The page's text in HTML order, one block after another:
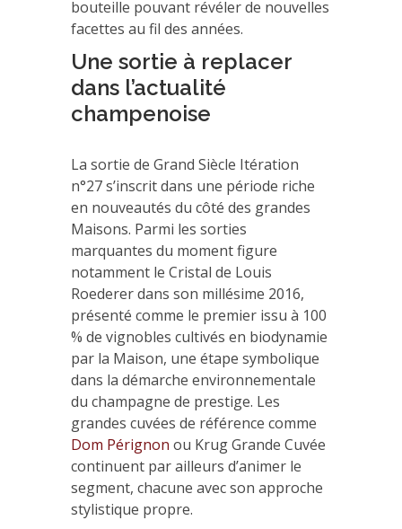
bouteille pouvant révéler de nouvelles
facettes au fil des années.
Une sortie à replacer
dans l’actualité
champenoise
La sortie de Grand Siècle Itération
n°27 s’inscrit dans une période riche
en nouveautés du côté des grandes
Maisons. Parmi les sorties
marquantes du moment figure
notamment le Cristal de Louis
Roederer dans son millésime 2016,
présenté comme le premier issu à 100
% de vignobles cultivés en biodynamie
par la Maison, une étape symbolique
dans la démarche environnementale
du champagne de prestige. Les
grandes cuvées de référence comme
Dom Pérignon ou Krug Grande Cuvée
continuent par ailleurs d’animer le
segment, chacune avec son approche
stylistique propre.